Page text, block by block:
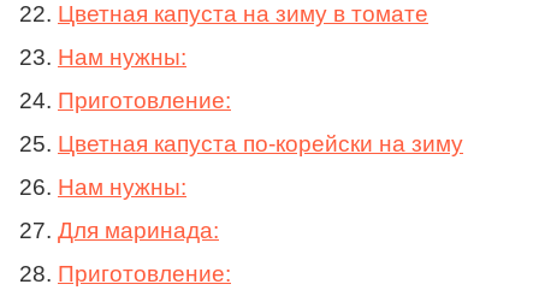
Цветная капуста на зиму в томате
Нам нужны:
Приготовление:
Цветная капуста по-корейски на зиму
Нам нужны:
Для маринада:
Приготовление: